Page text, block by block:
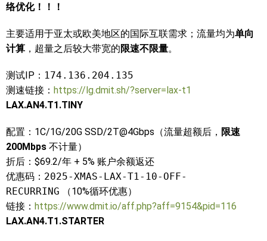
络优化！！！
主要适用于亚太或欧美地区的国际互联需求；流量均为单向
计算 ，超量之后较大带宽的限速不限量。
测试IP： 174.136.204.135
测速链接： https://lg.dmit.sh/?server=lax-t1
LAX.AN4.T1.TINY
配置：1C/1G/20G SSD/2T@4Gbps（流量超额后， 限速
200Mbps 不计量）
折后：$69.2/年 + 5% 账户余额返还
优惠码： 2025-XMAS-LAX-T1-10-OFF-
RECURRING （10%循环优惠）
链接： https://www.dmit.io/aff.php?aff=9154&pid=116
LAX.AN4.T1.STARTER